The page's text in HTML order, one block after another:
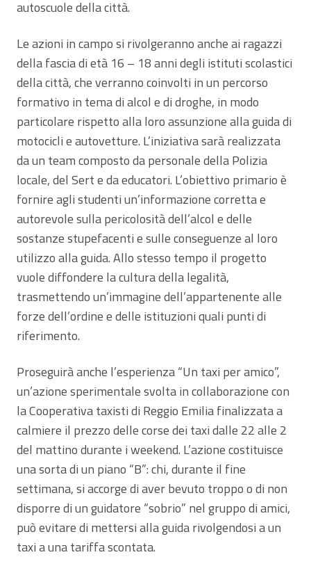
autoscuole della città.
Le azioni in campo si rivolgeranno anche ai ragazzi
della fascia di età 16 – 18 anni degli istituti scolastici
della città, che verranno coinvolti in un percorso
formativo in tema di alcol e di droghe, in modo
particolare rispetto alla loro assunzione alla guida di
motocicli e autovetture. L’iniziativa sarà realizzata
da un team composto da personale della Polizia
locale, del Sert e da educatori. L’obiettivo primario è
fornire agli studenti un’informazione corretta e
autorevole sulla pericolosità dell’alcol e delle
sostanze stupefacenti e sulle conseguenze al loro
utilizzo alla guida. Allo stesso tempo il progetto
vuole diffondere la cultura della legalità,
trasmettendo un’immagine dell’appartenente alle
forze dell’ordine e delle istituzioni quali punti di
riferimento.
Proseguirà anche l’esperienza “Un taxi per amico”,
un’azione sperimentale svolta in collaborazione con
la Cooperativa taxisti di Reggio Emilia finalizzata a
calmiere il prezzo delle corse dei taxi dalle 22 alle 2
del mattino durante i weekend. L’azione costituisce
una sorta di un piano “B”: chi, durante il fine
settimana, si accorge di aver bevuto troppo o di non
disporre di un guidatore “sobrio” nel gruppo di amici,
può evitare di mettersi alla guida rivolgendosi a un
taxi a una tariffa scontata.